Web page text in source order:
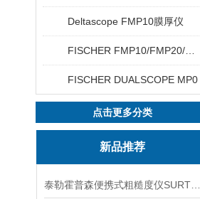
Deltascope FMP10膜厚仪
FISCHER DUALSCOPE MP0
点击更多分类
新品推荐